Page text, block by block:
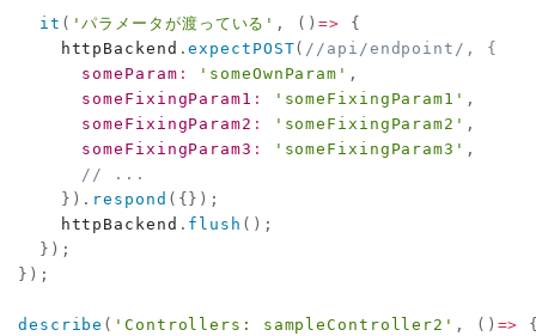
it ( 'パラメータが渡っている' , ( ) =>
{
    httpBackend
.expectPOST( //api/endpoint/, {
someParam : 'someOwnParam' ,
someFixingParam1 : 'someFixingParam1' ,
someFixingParam2 : 'someFixingParam2' ,
someFixingParam3 : 'someFixingParam3' ,
// ...
} ) . respond ( { } ) ;
    httpBackend
. flush ( ) ;
} ) ;
} ) ;
describe ( 'Controllers: sampleController2' , ( ) =>